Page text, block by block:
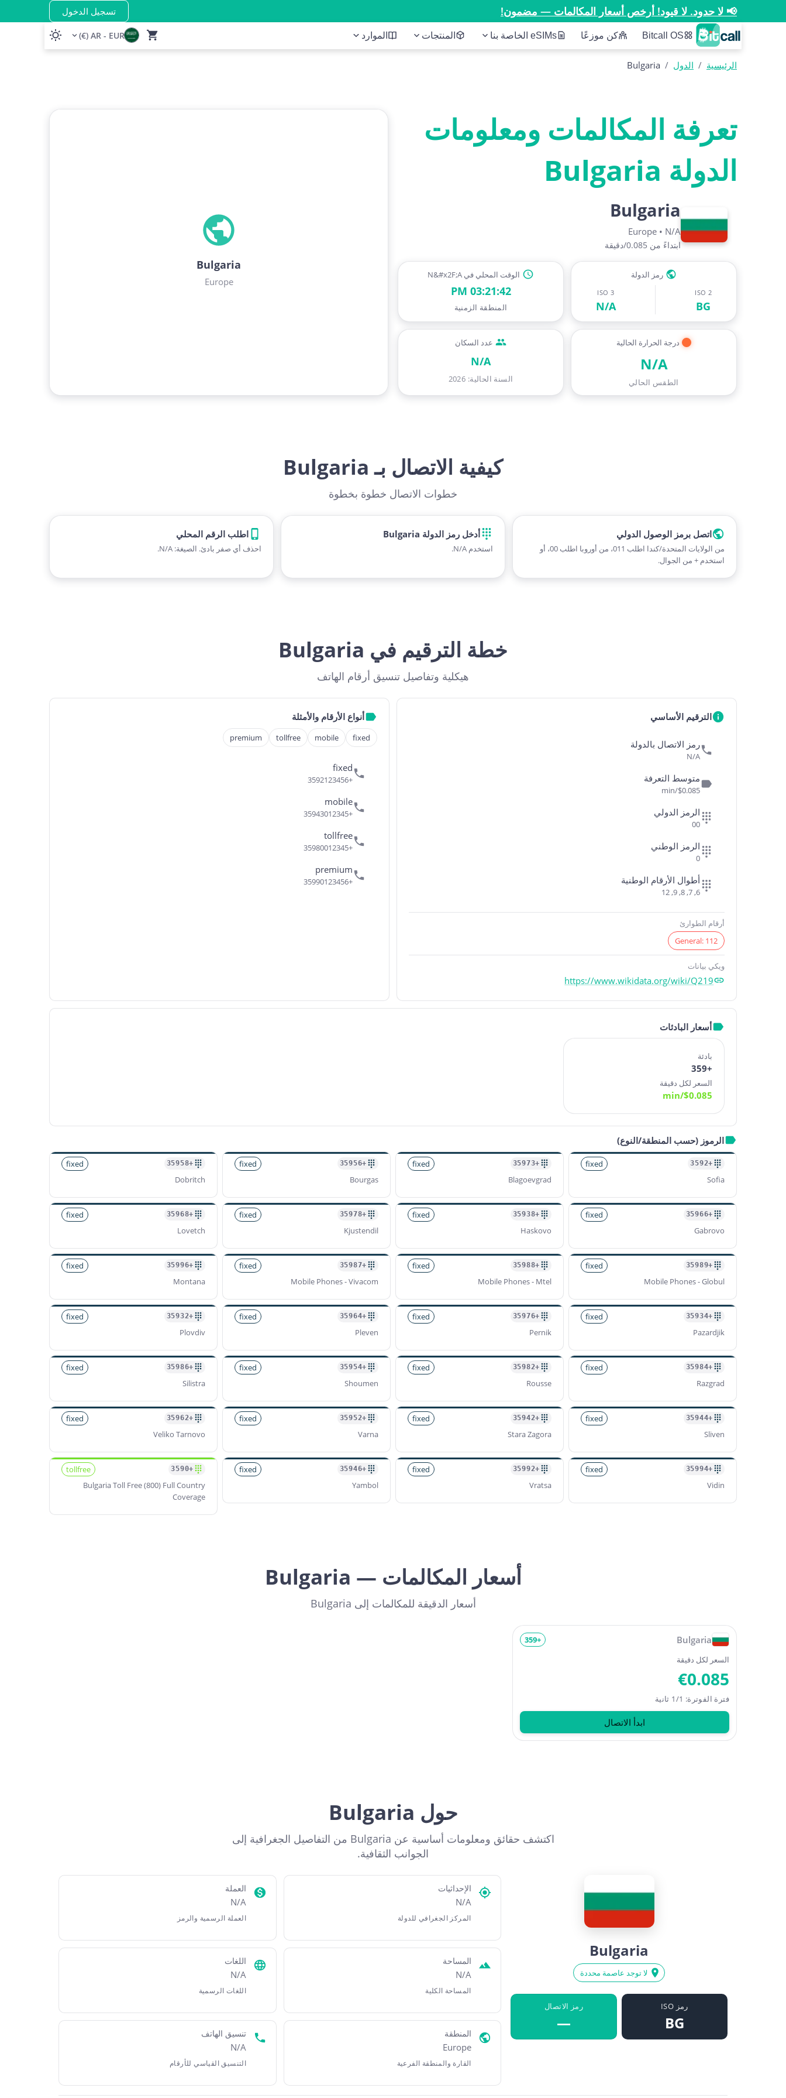
📢 لا حدود. لا قيود! أرخص أسعار المكالمات — مضمون! تسجيل الدخول
Bitcall OS كن موزعًا eSIMs الخاصة بنا المنتجات الموارد AR - EUR (€)
الرئيسية / الدول /
Bulgaria
تعرفة المكالمات ومعلومات
الدولة Bulgaria
Bulgaria
Europe • N/A
ابتداءً من 0.085/دقيقة
رمز الدولة
ISO 2
BG
ISO 3
N/A
الوقت المحلي في N&#x2F;A
03:21:43 PM
المنطقة الزمنية
درجة الحرارة الحالية
N/A
الطقس الحالي
عدد السكان
N/A
السنة الحالية:
2026
Bulgaria
Europe
كيفية الاتصال بـ Bulgaria
خطوات الاتصال خطوة بخطوة
اتصل برمز الوصول الدولي
من الولايات المتحدة/كندا اطلب 011، من أوروبا اطلب 00، أو
استخدم + من الجوال.
أدخل رمز الدولة Bulgaria
استخدم N/A.
اطلب الرقم المحلي
احذف أي صفر بادئ. الصيغة: N/A.
خطة الترقيم في Bulgaria
هيكلية وتفاصيل تنسيق أرقام الهاتف
الترقيم الأساسي
رمز الاتصال بالدولة
N/A
متوسط التعرفة
$0.085/min
الرمز الدولي
00
الرمز الوطني
0
أطوال الأرقام الوطنية
6, 7, 8, 9, 12
أرقام الطوارئ
General: 112
ويكي بيانات
https://www.wikidata.org/wiki/Q219
أنواع الأرقام والأمثلة
fixed
mobile
tollfree
premium
fixed
+3592123456
mobile
+35943012345
tollfree
+35980012345
premium
+35990123456
أسعار البادئات
بادئة
+359
السعر لكل دقيقة
$0.085
/min
الرموز (حسب المنطقة/النوع)
+3592
fixed
Sofia
+35973
fixed
Blagoevgrad
+35956
fixed
Bourgas
+35958
fixed
Dobritch
+35966
fixed
Gabrovo
+35938
fixed
Haskovo
+35978
fixed
Kjustendil
+35968
fixed
Lovetch
+35989
fixed
Mobile Phones - Globul
+35988
fixed
Mobile Phones - Mtel
+35987
fixed
Mobile Phones - Vivacom
+35996
fixed
Montana
+35934
fixed
Pazardjik
+35976
fixed
Pernik
+35964
fixed
Pleven
+35932
fixed
Plovdiv
+35984
fixed
Razgrad
+35982
fixed
Rousse
+35954
fixed
Shoumen
+35986
fixed
Silistra
+35944
fixed
Sliven
+35942
fixed
Stara Zagora
+35952
fixed
Varna
+35962
fixed
Veliko Tarnovo
+35994
fixed
Vidin
+35992
fixed
Vratsa
+35946
fixed
Yambol
+3590
tollfree
Bulgaria Toll Free (800) Full Country
Coverage
أسعار المكالمات — Bulgaria
أسعار الدقيقة للمكالمات إلى Bulgaria
Bulgaria
+359
السعر لكل دقيقة
€0.085
فترة الفوترة: 1/1 ثانية
ابدأ الاتصال
حول Bulgaria
اكتشف حقائق ومعلومات أساسية عن Bulgaria من التفاصيل الجغرافية إلى
الجوانب الثقافية.
Bulgaria
لا توجد عاصمة محددة
رمز ISO
BG
رمز الاتصال
—
الإحداثيات
N/A
المركز الجغرافي للدولة
العملة
N/A
العملة الرسمية والرمز
المساحة
N/A
المساحة الكلية
اللغات
N/A
اللغات الرسمية
المنطقة
Europe
القارة والمنطقة الفرعية
تنسيق الهاتف
N/A
التنسيق القياسي للأرقام